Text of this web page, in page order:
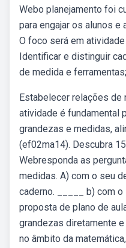
Webo planejamento foi
para engajar os alunos e
O foco será em
Identificar e distinguir
de medida e ferramentas;
Estabelecer relações
atividade é fundamental
grandezas e medidas,
(ef02ma14). Descubra
Webresponda as
medidas. A) com o seu
caderno. _____ b) com
proposta de plano de
grandezas diretamente
no âmbito da